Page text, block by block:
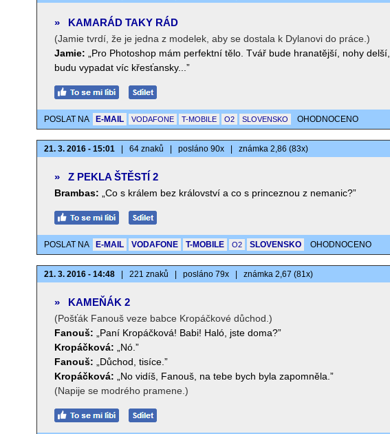
» KAMARÁD TAKY RÁD
(Jamie tvrdí, že je jedna z modelek, aby se dostala k Dylanovi do práce.)
Jamie:
„Pro Photoshop mám perfektní tělo. Tvář bude hranatější, nohy
budu vypadat víc křesťansky...”
POSLAT NA E-MAIL VODAFONE T-MOBILE O2 SLOVENSKO OHODNOCENO
21. 3. 2016 - 15:01 64 znaků posláno 90x známka 2,86 (83x)
» Z PEKLA ŠTĚSTÍ 2
Brambas: „Co s králem bez království a co s princeznou z nemanic?”
POSLAT NA E-MAIL VODAFONE T-MOBILE O2 SLOVENSKO OHODNOCENO
21. 3. 2016 - 14:48 221 znaků posláno 79x známka 2,67 (81x)
» KAMEŇÁK 2
(Pošťák Fanouš veze babce Kropáčkové důchod.)
Fanouš:
„Paní Kropáčková! Babi! Haló, jste doma?”
Kropáčková:
„Nó.”
Fanouš:
„Důchod, tisíce.”
Kropáčková:
„No vidíš, Fanouš, na tebe bych byla zapomněla.”
(Napije se modrého pramene.)